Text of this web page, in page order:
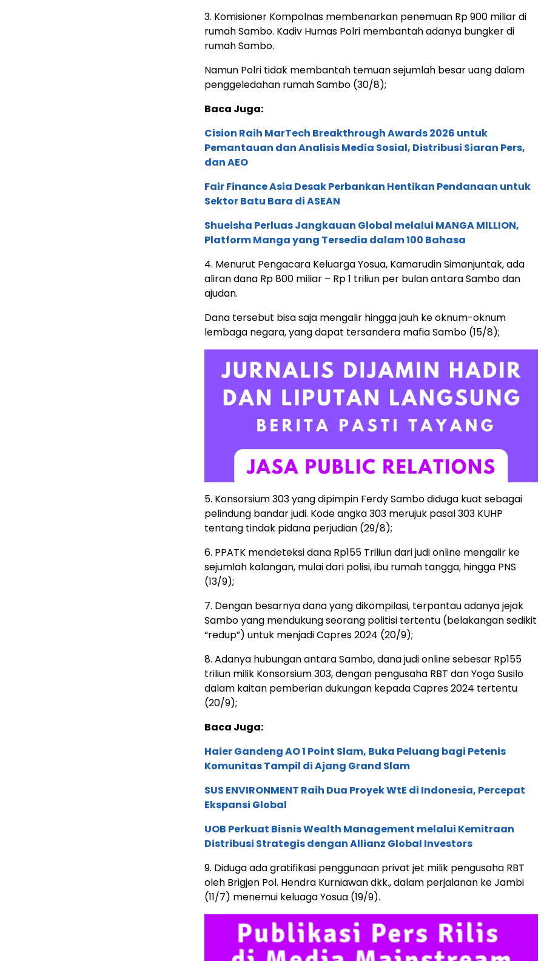
3. Komisioner Kompolnas membenarkan penemuan Rp 900 miliar di
rumah Sambo. Kadiv Humas Polri membantah adanya bungker di
rumah Sambo.
Namun Polri tidak membantah temuan sejumlah besar uang dalam
penggeledahan rumah Sambo (30/8);
Baca Juga:
Cision Raih MarTech Breakthrough Awards 2026 untuk
Pemantauan dan Analisis Media Sosial, Distribusi Siaran Pers,
dan AEO
Fair Finance Asia Desak Perbankan Hentikan Pendanaan untuk
Sektor Batu Bara di ASEAN
Shueisha Perluas Jangkauan Global melalui MANGA MILLION,
Platform Manga yang Tersedia dalam 100 Bahasa
4. Menurut Pengacara Keluarga Yosua, Kamarudin Simanjuntak, ada
aliran dana Rp 800 miliar – Rp 1 triliun per bulan antara Sambo dan
ajudan.
Dana tersebut bisa saja mengalir hingga jauh ke oknum-oknum
lembaga negara, yang dapat tersandera mafia Sambo (15/8);
5. Konsorsium 303 yang dipimpin Ferdy Sambo diduga kuat sebagai
pelindung bandar judi. Kode angka 303 merujuk pasal 303 KUHP
tentang tindak pidana perjudian (29/8);
6. PPATK mendeteksi dana Rp155 Triliun dari judi online mengalir ke
sejumlah kalangan, mulai dari polisi, ibu rumah tangga, hingga PNS
(13/9);
7. Dengan besarnya dana yang dikompilasi, terpantau adanya jejak
Sambo yang mendukung seorang politisi tertentu (belakangan sedikit
“redup”) untuk menjadi Capres 2024 (20/9);
8. Adanya hubungan antara Sambo, dana judi online sebesar Rp155
triliun milik Konsorsium 303, dengan pengusaha RBT dan Yoga Susilo
dalam kaitan pemberian dukungan kepada Capres 2024 tertentu
(20/9);
Baca Juga:
Haier Gandeng AO 1 Point Slam, Buka Peluang bagi Petenis
Komunitas Tampil di Ajang Grand Slam
SUS ENVIRONMENT Raih Dua Proyek WtE di Indonesia, Percepat
Ekspansi Global
UOB Perkuat Bisnis Wealth Management melalui Kemitraan
Distribusi Strategis dengan Allianz Global Investors
9. Diduga ada gratifikasi penggunaan privat jet milik pengusaha RBT
oleh Brigjen Pol. Hendra Kurniawan dkk., dalam perjalanan ke Jambi
(11/7) menemui keluaga Yosua (19/9).